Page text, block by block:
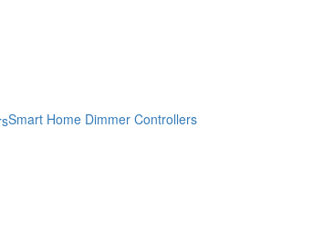
Smart Home Dimmer Controllers